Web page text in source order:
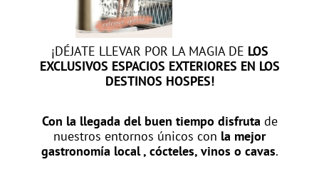
¡DÉJATE LLEVAR POR LA MAGIA DE LOS
EXCLUSIVOS ESPACIOS EXTERIORES EN LOS
DESTINOS HOSPES!
Con la llegada del buen tiempo disfruta de
nuestros entornos únicos con la mejor
gastronomía local , cócteles, vinos o cavas.